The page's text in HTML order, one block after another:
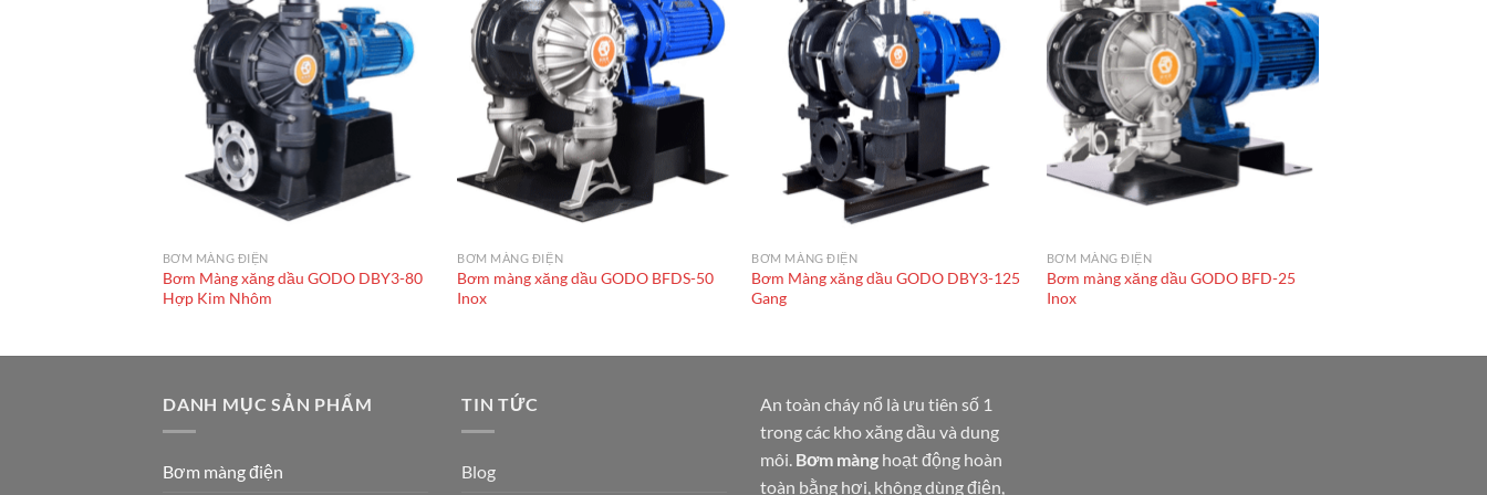
BƠM MÀNG ĐIỆN
Bơm Màng xăng dầu GODO DBY3-80
Hợp Kim Nhôm
BƠM MÀNG ĐIỆN
Bơm màng xăng dầu GODO BFDS-50
Inox
BƠM MÀNG ĐIỆN
Bơm Màng xăng dầu GODO DBY3-125
Gang
BƠM MÀNG ĐIỆN
Bơm màng xăng dầu GODO BFD-25
Inox
DANH MỤC SẢN PHẨM
Bơm màng điện
TIN TỨC
Blog
An toàn cháy nổ là ưu tiên số 1
trong các kho xăng dầu và dung
môi. Bơm màng hoạt động hoàn
toàn bằng hơi, không dùng điện,